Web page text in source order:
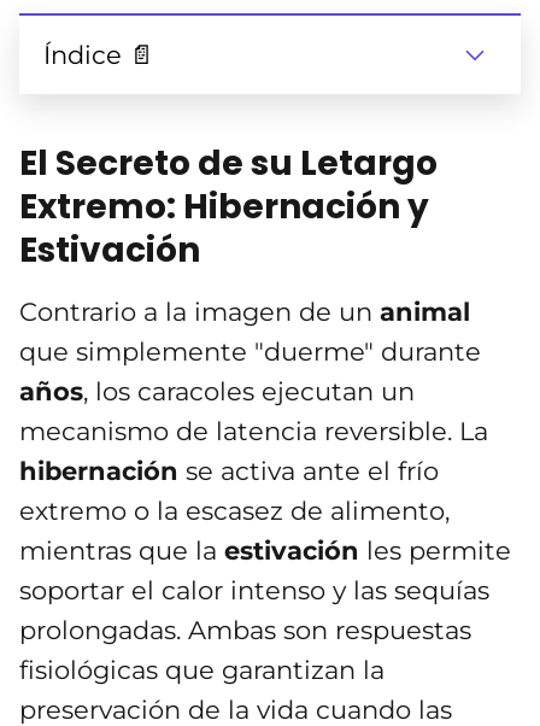
Índice 📄
El Secreto de su Letargo
Extremo: Hibernación y
Estivación
Contrario a la imagen de un animal
que simplemente "duerme" durante
años, los caracoles ejecutan un
mecanismo de latencia reversible. La
hibernación se activa ante el frío
extremo o la escasez de alimento,
mientras que la estivación les permite
soportar el calor intenso y las sequías
prolongadas. Ambas son respuestas
fisiológicas que garantizan la
preservación de la vida cuando las